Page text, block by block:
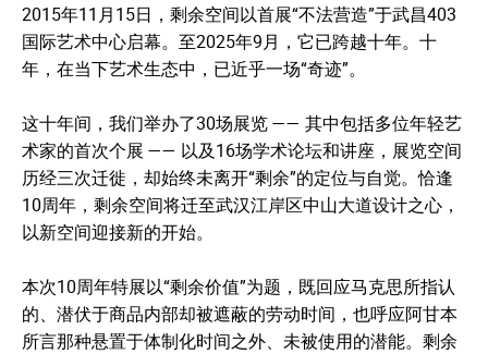
2015年11月15日，剩余空间以首展“不法营造”于武昌403
国际艺术中心启幕。至2025年9月，它已跨越十年。十
年，在当下艺术生态中，已近乎一场“奇迹”。
这十年间，我们举办了30场展览 —— 其中包括多位年轻艺
术家的首次个展 —— 以及16场学术论坛和讲座，展览空间
历经三次迁徙，却始终未离开“剩余”的定位与自觉。恰逢
10周年，剩余空间将迁至武汉江岸区中山大道设计之心，
以新空间迎接新的开始。
本次10周年特展以“剩余价值”为题，既回应马克思所指认
的、潜伏于商品内部却被遮蔽的劳动时间，也呼应阿甘本
所言那种悬置于体制化时间之外、未被使用的潜能。剩余